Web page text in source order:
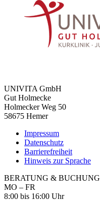
UNIVITA GmbH
Gut Holmecke
Holmecker Weg 50
58675 Hemer
Impressum
Datenschutz
Barrierefreiheit
Hinweis zur Sprache
BERATUNG & BUCHUNG
MO – FR
8:00 bis 16:00 Uhr